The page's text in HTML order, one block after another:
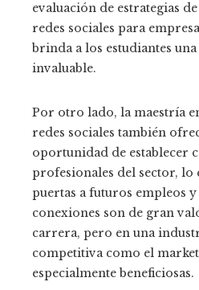
evaluación de estrategias
redes sociales para
brinda a los estudiantes
invaluable.
Por otro lado, la maestría
redes sociales también
oportunidad de establecer
profesionales del sector, lo
puertas a futuros empleos
conexiones son de gran
carrera, pero en una
competitiva como el
especialmente beneficiosas.